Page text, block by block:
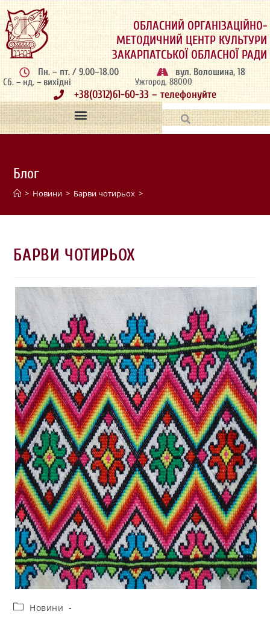
ОБЛАСНИЙ ОРГАНІЗАЦІЙНО-
МЕТОДИЧНИЙ ЦЕНТР КУЛЬТУРИ
ЗАКАРПАТСЬКОЇ ОБЛАСНОЇ РАДИ
Пн. – пт. / 9.00–18.00
Сб. – нд. – вихідні
вул. Волошина, 18
Ужгород, 88000
+38(0312)61-60-33 – телефонуйте
Блог
> Новини > Барви чотирьох >
БАРВИ ЧОТИРЬОХ
Новини